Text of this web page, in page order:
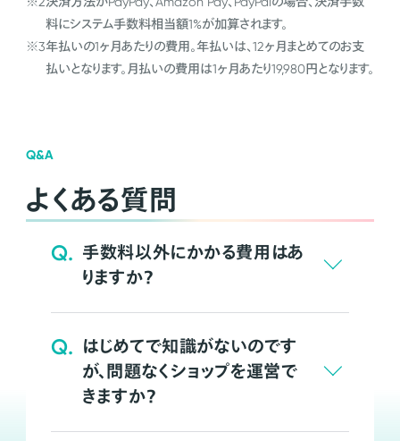
料にシステム手数料相当額1%が加算されます。
※3年払いの1ヶ月あたりの費用。年払いは、12ヶ月まとめてのお支
払いとなります。月払いの費用は1ヶ月あたり19,980円となります。
Q&A
よくある質問
Q. 手数料以外にかかる費用はあ
りますか？
Q. はじめてで知識がないのです
が、問題なくショップを運営で
きますか？